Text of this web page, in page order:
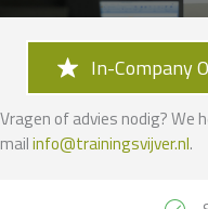
In-Company
Vragen of advies nodig? We
mailinfo@trainingsvijver.nl.